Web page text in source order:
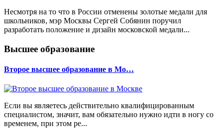
Несмотря на то что в России отменены золотые медали для
школьников, мэр Москвы Сергей Собянин поручил
разработать положение и дизайн московской медали...
Высшее образование
Второе высшее образование в Мо…
Если вы являетесь действительно квалифицированным
специалистом, значит, вам обязательно нужно идти в ногу со
временем, при этом ре...